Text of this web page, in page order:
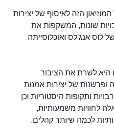
1965 מוקדש המוזיאון הזה לאיסוף של יצירות
שונות, המשקפות את
אנג'לס ואוכלוסייתה
היא לשרת את הציבור
ופרשנות של יצירות אמנות
ותקופות היסטוריות וכן
לחוויות משמעותיות,
לכמה שיותר קהלים.